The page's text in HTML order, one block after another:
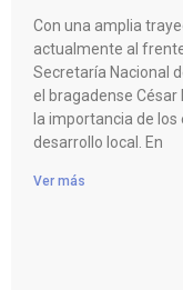
Con una amplia
actualmente al
Secretaría Nacional
el bragadense César
la importancia de los
desarrollo local. En
Ver más